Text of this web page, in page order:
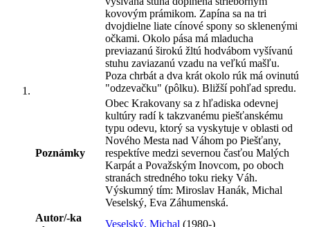
kovovým prámikom. Zapína sa na tri
dvojdielne liate cínové spony so sklenenými
očkami. Okolo pása má mladucha
previazanú širokú žltú hodvábom vyšívanú
stuhu zaviazanú vzadu na veľkú mašľu.
Poza chrbát a dva krát okolo rúk má ovinutú
"odzevačku" (pôlku). Bližší pohľad spredu.
Poznámky
Obec Krakovany sa z hľadiska odevnej
kultúry radí k takzvanému piešťanskému
typu odevu, ktorý sa vyskytuje v oblasti od
Nového Mesta nad Váhom po Piešťany,
respektíve medzi severnou časťou Malých
Karpát a Považským Inovcom, po oboch
stranách stredného toku rieky Váh.
Výskumný tím: Miroslav Hanák, Michal
Veselský, Eva Záhumenská.
Autor/-ka
Veselský, Michal (1980-)